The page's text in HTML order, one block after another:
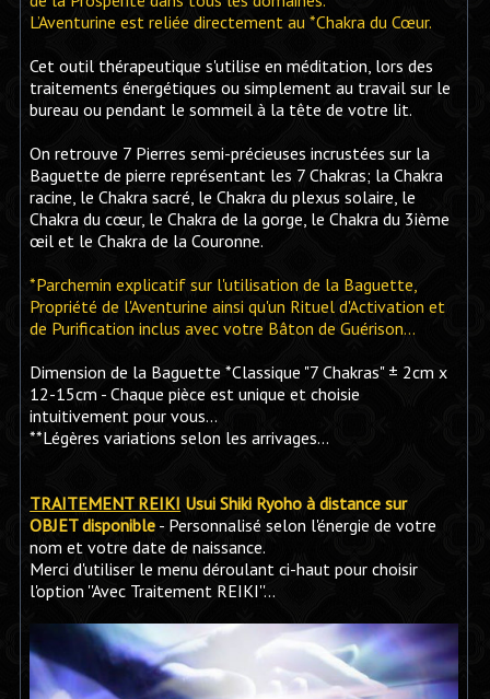
L’Aventurine est reliée directement au *Chakra du Cœur.
Cet outil thérapeutique s'utilise en méditation, lors des
traitements énergétiques ou simplement au travail sur le
bureau ou pendant le sommeil à la tête de votre lit.
On retrouve 7 Pierres semi-précieuses incrustées sur la
Baguette de pierre représentant les 7 Chakras; la Chakra
racine, le Chakra sacré, le Chakra du plexus solaire, le
Chakra du cœur, le Chakra de la gorge, le Chakra du 3ième
œil et le Chakra de la Couronne.
*Parchemin explicatif sur l'utilisation de la Baguette,
Propriété de l'Aventurine ainsi qu'un Rituel d'Activation et
de Purification inclus avec votre Bâton de Guérison...
Dimension de la Baguette *Classique "7 Chakras" ± 2cm x
12-15cm - Chaque pièce est unique et choisie
intuitivement pour vous...
**Légères variations selon les arrivages...
TRAITEMENT REIKI Usui Shiki Ryoho à distance sur
OBJET disponible - Personnalisé selon l'énergie de votre
nom et votre date de naissance.
Merci d'utiliser le menu déroulant ci-haut pour choisir
l'option ''Avec Traitement REIKI''...